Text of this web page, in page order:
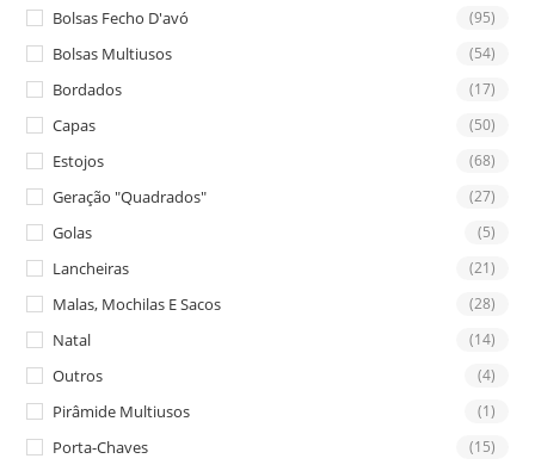
Bolsas Fecho D'avó (95)
Bolsas Multiusos (54)
Bordados (17)
Capas (50)
Estojos (68)
Geração "Quadrados" (27)
Golas (5)
Lancheiras (21)
Malas, Mochilas E Sacos (28)
Natal (14)
Outros (4)
Pirâmide Multiusos (1)
Porta-Chaves (15)